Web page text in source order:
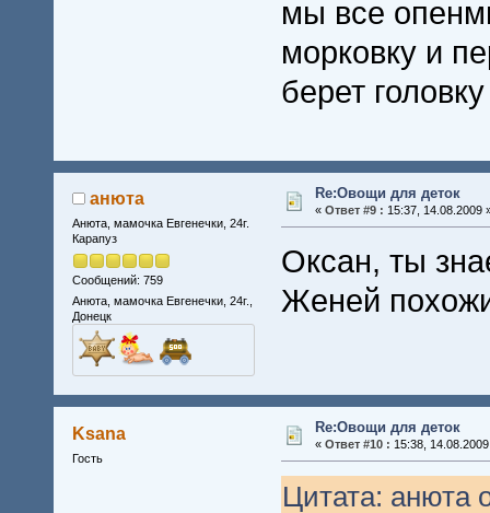
мы все
морковку и
берет
анюта
Анюта, мамочка Евгенечки, 24г.
Карапуз
Сообщений: 759
Анюта, мамочка Евгенечки, 24г.,
Донецк
Re:Овощи для деток
« Ответ #9 : 15:37, 14.08.2009
Оксан, ты
Женей
Ksana
Гость
Re:Овощи для деток
« Ответ #10 : 15:38,
Цитата: анюта